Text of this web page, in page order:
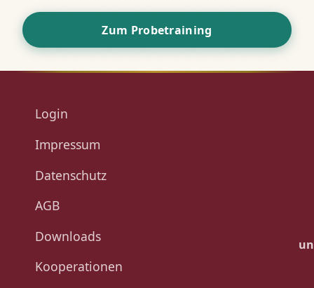
Zum Probetraining
Login
Impressum
Datenschutz
AGB
Downloads
Kooperationen